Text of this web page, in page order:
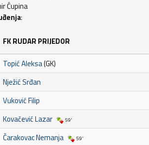
Ćupina
:
FK RUDAR PRIJEDOR
Topić Aleksa(GK)
Nježić Srđan
Vuković Filip
Kovačević Lazar 59'
Čarakovac Nemanja 59'